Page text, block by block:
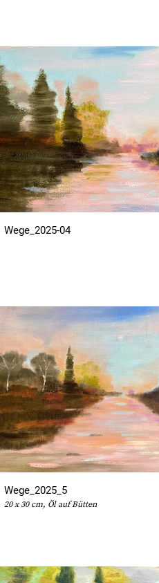
Wege_2025-04
Wege_2025_5
20 x 30 cm, Öl auf Bütten